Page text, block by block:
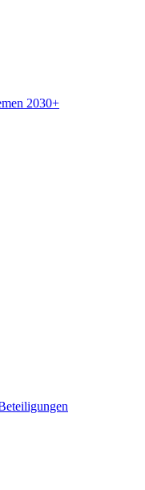
2030+